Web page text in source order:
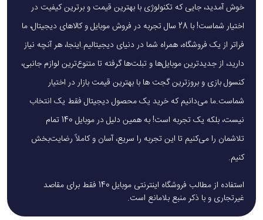
خوش آمدید، جایی که تکنولوژی با بهترین قیمت و برترین کیفیت در
اختیار شماست! با 28 سال تجربه در فروش موبایل و کالاهای دیجیتال، ما
فراتر از یک فروشگاه، همراه شما در دنیای دیجیتالیم.اینجا، هر آنچه نیاز
دارید، از جدیدترین موبایل‌ها و تبلت‌ها گرفته تا متنوع‌ترین لوازم جانبی،
کنسول بازی و بروزترین گجت ها با بهترین قیمت بازار در اختیار
شماست.ما می‌دانیم که خرید یک محصول دیجیتال فقط یک انتخاب
نیست، بلکه یک تجربه است! به همین دلیل در موبایل 140 تمام
تلاشمان را می‌کنیم تا این تجربه را سریع، آسان و کاملاً رضایت‌بخش
کنیم.
استفاده از مطالب فروشگاه اینترنتی موبایل 140 فقط برای مقاصد
غیرتجاری و با ذکر منبع بلامانع است.